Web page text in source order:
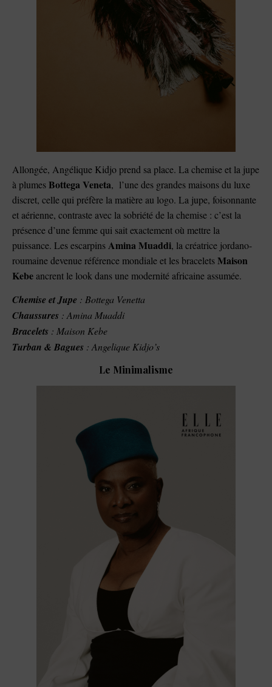
Allongée, Angélique Kidjo prend sa place. La chemise et la jupe
à plumesBottega Veneta, l’une des grandes maisons du luxe
discret, celle qui préfère la matière au logo. La jupe, foisonnante
et aérienne, contraste avec la sobriété de la chemise : c’est la
présence d’une femme qui sait exactement où mettre la
puissance. Les escarpinsAmina Muaddi, la créatrice jordano-
roumaine devenue référence mondiale et les braceletsMaison
Kebeancrent le look dans une modernité africaine assumée.
Chemise et Jupe : Bottega Venetta
Chaussures : Amina Muaddi
Bracelets : Maison Kebe
Turban & Bagues : Angelique Kidjo’s
Le Minimalisme